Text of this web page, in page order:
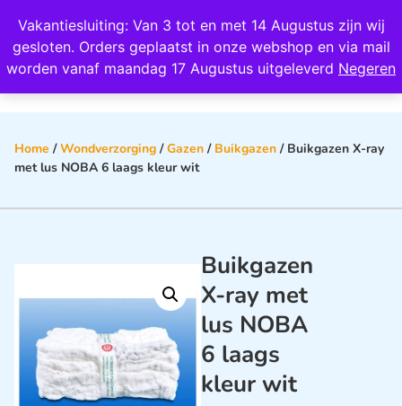
Vakantiesluiting: Van 3 tot en met 14 Augustus zijn wij
gesloten. Orders geplaatst in onze webshop en via mail
worden vanaf maandag 17 Augustus uitgeleverd Negeren
Wij scoren een 4,8 op Google
Home /Wondverzorging /Gazen / Buikgazen / Buikgazen X-ray
met lus NOBA 6 laags kleur wit
Buikgazen
X-ray met
lus NOBA
6 laags
kleur wit